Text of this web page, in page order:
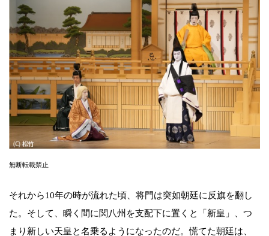
無断転載禁止
それから10年の時が流れた頃、将門は突如朝廷に反旗を翻し
た。そして、瞬く間に関八州を支配下に置くと「新皇」、つ
まり新しい天皇と名乗るようになったのだ。慌てた朝廷は、